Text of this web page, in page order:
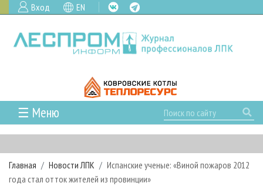
Вход EN
☰ Меню
ГЛАВНАЯ
РУБРИКИ И ТЕМЫ
РУБРИКИ ЖУРНАЛА
НОВОСТИ
Главная Новости ЛПК
Испанские ученые: «Виной пожаров 2012
года стал отток жителей из провинции»